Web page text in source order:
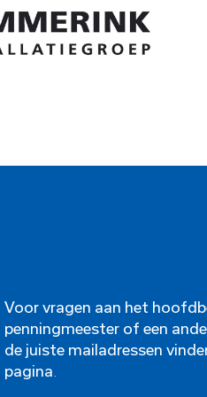
Voor vragen aan het
penningmeester of een
de juiste mailadressen
pagina